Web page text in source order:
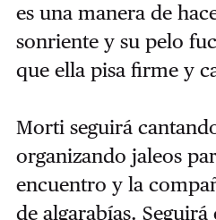
es una manera de
sonriente y su pelo
que ella pisa firme y
Morti seguirá
organizando jaleos
encuentro y la
de algarabías.